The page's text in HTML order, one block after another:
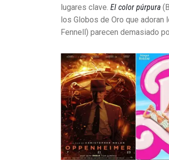
lugares clave. El color púrpura
los Globos de Oro que adoran
Fennell) parecen demasiado